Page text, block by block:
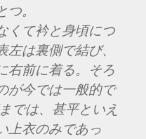
。
くて衿と身頃につ
は裏側で結び、
右前に着る。そろ
が今では一般的で
では、甚平といえ
上衣のみであっ